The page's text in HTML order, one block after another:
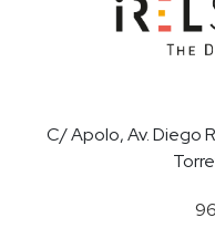
C/ Apolo, Av. Diego